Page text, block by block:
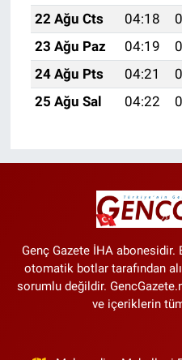
22 Ağu Cts
04:18
23 Ağu Paz
04:19
24 Ağu Pts
04:21
25 Ağu Sal
04:22
Genç Gazete İHA
otomatik botlar tarafından
sorumlu değildir.
ve içeriklerin